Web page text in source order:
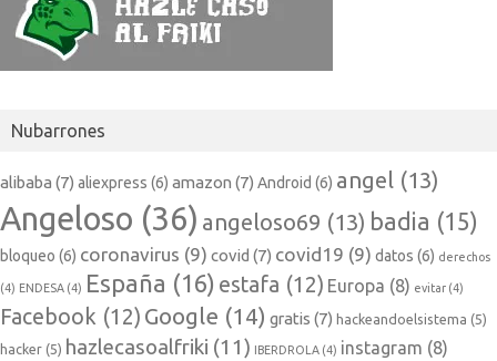
Nubarrones
alibaba (7) aliexpress (6) amazon (7) Android (6) angel (13)
Angeloso (36) angeloso69 (13) badia (15)
bloqueo (6) coronavirus (9) covid (7) covid19 (9) datos (6) derechos
(4) ENDESA (4) España (16) estafa (12) Europa (8) evitar (4)
Facebook (12) Google (14) gratis (7) hackeandoelsistema (5)
hacker (5) hazlecasoalfriki (11) IBERDROLA (4) instagram (8)